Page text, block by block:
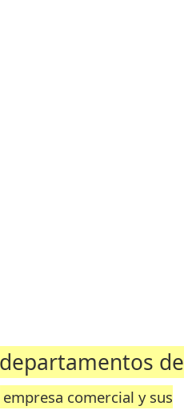
de
empresa comercial y sus